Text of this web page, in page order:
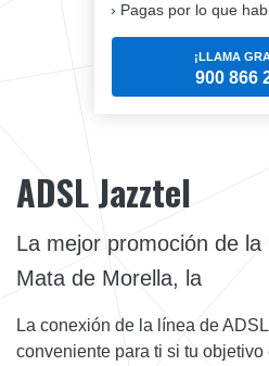
Pagas por lo que
¡LLAMA
900 866
ADSL Jazztel
La mejor promoción de la
Mata de Morella, la
La conexión de la línea de
conveniente para ti si tu